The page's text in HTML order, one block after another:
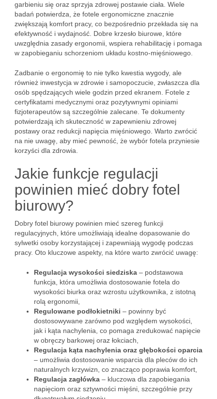
garbieniu się oraz sprzyja zdrowej postawie ciała. Wiele
badań potwierdza, że fotele ergonomiczne znacznie
zwiększają komfort pracy, co bezpośrednio przekłada się na
efektywność i wydajność. Dobre krzesło biurowe, które
uwzględnia zasady ergonomii, wspiera rehabilitację i pomaga
w zapobieganiu schorzeniom układu kostno-mięśniowego.
Zadbanie o ergonomię to nie tylko kwestia wygody, ale
również inwestycja w zdrowie i samopoczucie, zwłaszcza dla
osób spędzających wiele godzin przed ekranem. Fotele z
certyfikatami medycznymi oraz pozytywnymi opiniami
fizjoterapeutów są szczególnie zalecane. Te dokumenty
potwierdzają ich skuteczność w zapewnieniu zdrowej
postawy oraz redukcji napięcia mięśniowego. Warto zwrócić
na nie uwagę, aby mieć pewność, że wybór fotela przyniesie
korzyści dla zdrowia.
Jakie funkcje regulacji
powinien mieć dobry fotel
biurowy?
Dobry fotel biurowy powinien mieć szereg funkcji
regulacyjnych, które umożliwiają idealne dopasowanie do
sylwetki osoby korzystającej i zapewniają wygodę podczas
pracy. Oto kluczowe aspekty, na które warto zwrócić uwagę:
Regulacja wysokości siedziska – podstawowa
funkcja, która umożliwia dostosowanie fotela do
wysokości biurka oraz wzrostu użytkownika, z istotną
rolą ergonomii,
Regulowane podłokietniki – powinny być
dostosowywane zarówno pod względem wysokości,
jak i kąta nachylenia, co pomaga zredukować napięcie
w obręczy barkowej oraz łokciach,
Regulacja kąta nachylenia oraz głębokości oparcia
– umożliwia dostosowanie wsparcia dla pleców do ich
naturalnych krzywizn, co znacząco poprawia komfort,
Regulacja zagłówka – kluczowa dla zapobiegania
napięciom oraz sztywności mięśni, szczególnie przy